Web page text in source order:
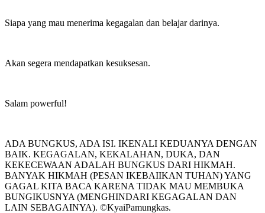
Siapa yang mau menerima kegagalan dan belajar darinya.
Akan segera mendapatkan kesuksesan.
Salam powerful!
ADA BUNGKUS, ADA ISI. IKENALI KEDUANYA DENGAN
BAIK. KEGAGALAN, KEKALAHAN, DUKA, DAN
KEKECEWAAN ADALAH BUNGKUS DARI HIKMAH.
BANYAK HIKMAH (PESAN IKEBAIIKAN TUHAN) YANG
GAGAL KITA BACA KARENA TIDAK MAU MEMBUKA
BUNGIKUSNYA (MENGHINDARI KEGAGALAN DAN
LAIN SEBAGAINYA). ©️KyaiPamungkas.